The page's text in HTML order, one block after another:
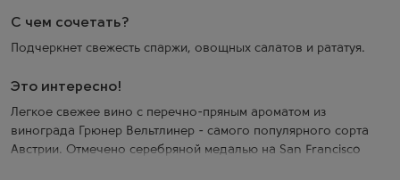
С чем сочетать?
Подчеркнет свежесть спаржи, овощных салатов и рататуя.
Это интересно!
Легкое свежее вино с перечно-пряным ароматом из
винограда Грюнер Вельтлинер - самого популярного сорта
Австрии. Отмечено серебряной медалью на San Francisco